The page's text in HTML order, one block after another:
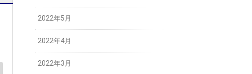
2022年5月
2022年4月
2022年3月